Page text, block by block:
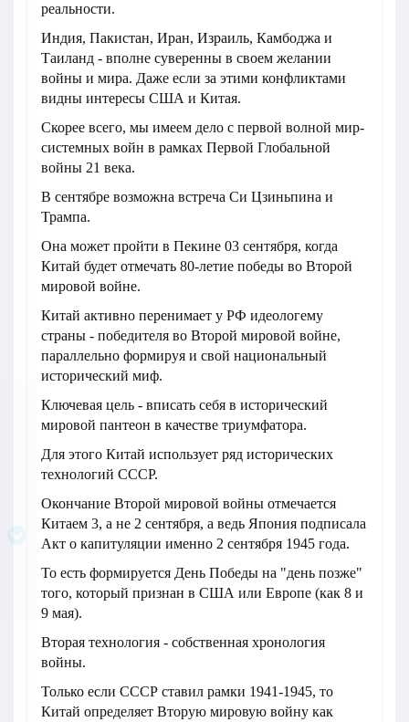
реальности.
Индия, Пакистан, Иран, Израиль, Камбоджа и
Таиланд - вполне суверенны в своем желании
войны и мира. Даже если за этими конфликтами
видны интересы США и Китая.
Скорее всего, мы имеем дело с первой волной мир-
системных войн в рамках Первой Глобальной
войны 21 века.
В сентябре возможна встреча Си Цзиньпина и
Трампа.
Она может пройти в Пекине 03 сентября, когда
Китай будет отмечать 80-летие победы во Второй
мировой войне.
Китай активно перенимает у РФ идеологему
страны - победителя во Второй мировой войне,
параллельно формируя и свой национальный
исторический миф.
Ключевая цель - вписать себя в исторический
мировой пантеон в качестве триумфатора.
Для этого Китай использует ряд исторических
технологий СССР.
Окончание Второй мировой войны отмечается
Китаем 3, а не 2 сентября, а ведь Япония подписала
Акт о капитуляции именно 2 сентября 1945 года.
То есть формируется День Победы на "день позже"
того, который признан в США или Европе (как 8 и
9 мая).
Вторая технология - собственная хронология
войны.
Только если СССР ставил рамки 1941-1945, то
Китай определяет Вторую мировую войну как